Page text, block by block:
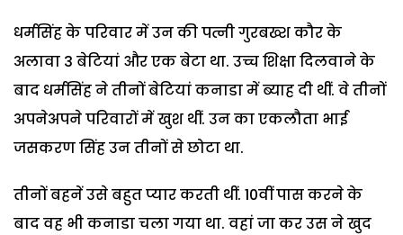
धर्मसिंह के परिवार में उन की पत्नी गुरबख्श कौर के
अलावा 3 बेटियां और एक बेटा था. उच्च शिक्षा दिलवाने के
बाद धर्मसिंह ने तीनों बेटियां कनाडा में ब्याह दी थीं. वे तीनों
अपनेअपने परिवारों में खुश थीं. उन का एकलौता भाई
जसकरण सिंह उन तीनों से छोटा था.
तीनों बहनें उसे बहुत प्यार करती थीं. 10वीं पास करने के
बाद वह भी कनाडा चला गया था. वहां जा कर उस ने खुद